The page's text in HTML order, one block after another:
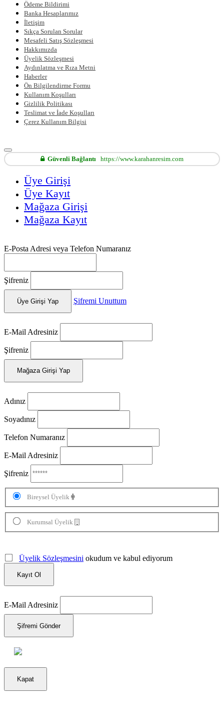
Ödeme Bildirimi
Banka Hesaplarımız
İletişim
Sıkça Sorulan Sorular
Mesafeli Satış Sözleşmesi
Hakkımızda
Üyelik Sözleşmesi
Aydınlatma ve Rıza Metni
Haberler
Ön Bilgilendirme Formu
Kullanım Koşulları
Gizlilik Politikası
Teslimat ve İade Koşulları
Çerez Kullanım Bilgisi
Güvenli Bağlantı https://www.karahanresim.com
Üye Girişi
Üye Kayıt
Mağaza Girişi
Mağaza Kayıt
E-Posta Adresi veya Telefon Numaranız
Şifreniz
Üye Girişi Yap Şifremi Unuttum
E-Mail Adresiniz
Şifreniz
Mağaza Girişi Yap
Adınız
Soyadınız
Telefon Numaranız
E-Mail Adresiniz
Şifreniz
Bireysel Üyelik
Kurumsal Üyelik
Üyelik Sözleşmesini okudum ve kabul ediyorum
Kayıt Ol
E-Mail Adresiniz
Şifremi Gönder
Kapat